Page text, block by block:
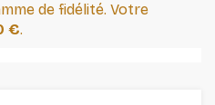
de fidélité. Votre
€.